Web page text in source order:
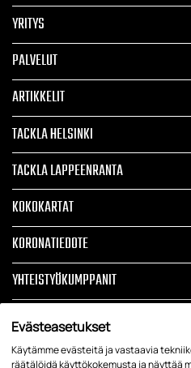
YRITYS
PALVELUT
ARTIKKELIT
TACKLA HELSINKI
TACKLA LAPPEENRANTA
KOKOKARTAT
KORONATIEDOTE
YHTEISTYÖKUMPPANIT
TOIMITUSEHDOT
TIETOSUOJASELOSTE JA
Evästeasetukset
Käytämme evästeitä ja vastaavia
räätälöidä käyttökokemusta ja näyttää